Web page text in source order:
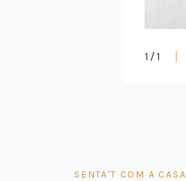
1 / 1
SENTA'T COM A CASA